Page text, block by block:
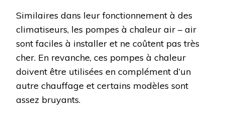
Similaires dans leur fonctionnement à des
climatiseurs, les pompes à chaleur air – air
sont faciles à installer et ne coûtent pas très
cher. En revanche, ces pompes à chaleur
doivent être utilisées en complément d’un
autre chauffage et certains modèles sont
assez bruyants.